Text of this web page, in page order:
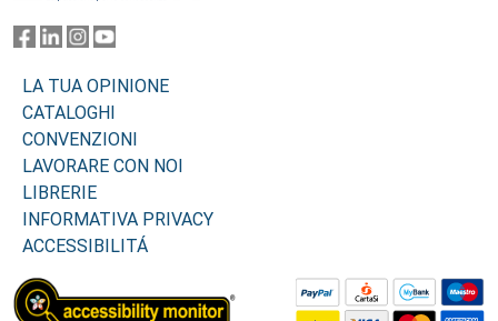
LA TUA OPINIONE
CATALOGHI
CONVENZIONI
LAVORARE CON NOI
LIBRERIE
INFORMATIVA PRIVACY
ACCESSIBILITÁ